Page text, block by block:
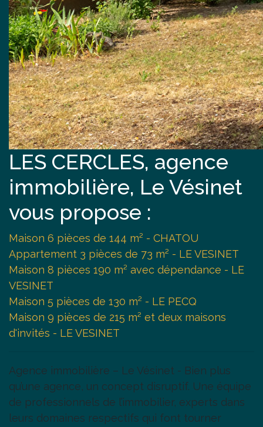
LES CERCLES, agence
immobilière, Le Vésinet
vous propose :
Maison 6 pièces de 144 m² - CHATOU
Appartement 3 pièces de 73 m² - LE VESINET
Maison 8 pièces 190 m² avec dépendance - LE
VESINET
Maison 5 pièces de 130 m² - LE PECQ
Maison 9 pièces de 215 m² et deux maisons
d'invités - LE VESINET
Agence immobilière – Le Vésinet - Bien plus
qu’une agence, un concept disruptif. Une équipe
de professionnels de l’immobilier, experts dans
leurs domaines respectifs qui font tourner